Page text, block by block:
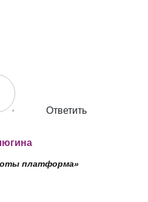
Ответить
платформа»